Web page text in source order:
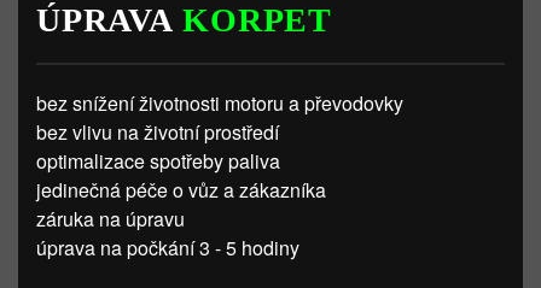
ÚPRAVAKORPET
bez snížení životnosti motoru a převodovky
bez vlivu na životní prostředí
optimalizace spotřeby paliva
jedinečná péče o vůz a zákazníka
záruka na úpravu
úprava na počkání 3 - 5 hodiny